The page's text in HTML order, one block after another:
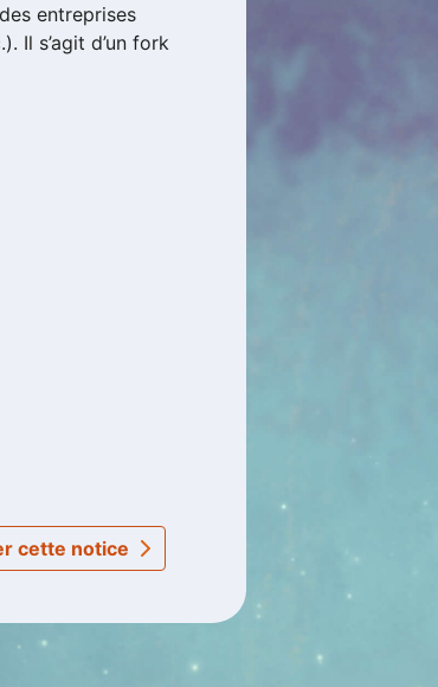
entreprises
Il s’agit d’un fork
cette notice